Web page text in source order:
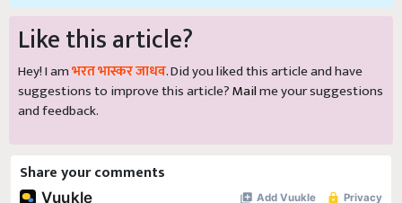
Like this article?
Hey! I amभरत भास्कर जाधव. Did you liked this article and have
suggestions to improve this article?Mailme your suggestions
and feedback.